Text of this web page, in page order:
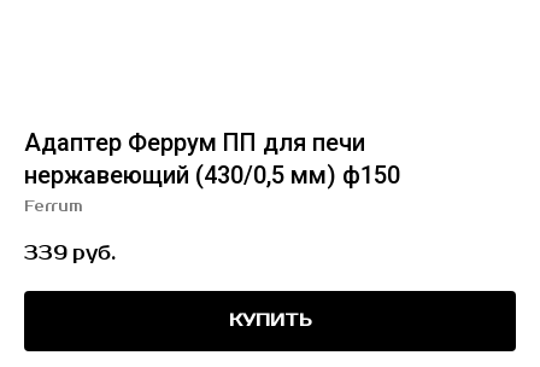
Адаптер Феррум ПП для печи
нержавеющий (430/0,5 мм) ф150
Ferrum
339 руб.
КУПИТЬ